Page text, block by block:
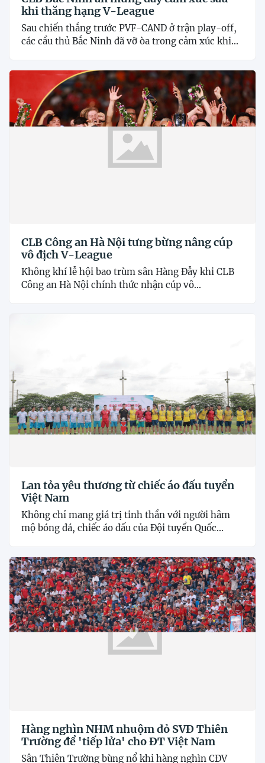
khi thăng hạng V-League
Sau chiến thắng trước PVF-CAND ở trận play-off,
các cầu thủ Bắc Ninh đã vỡ òa trong cảm xúc khi...
CLB Công an Hà Nội tưng bừng nâng cúp
vô địch V-League
Không khí lễ hội bao trùm sân Hàng Đẫy khi CLB
Công an Hà Nội chính thức nhận cúp vô...
Lan tỏa yêu thương từ chiếc áo đấu tuyển
Việt Nam
Không chỉ mang giá trị tinh thần với người hâm
mộ bóng đá, chiếc áo đấu của Đội tuyển Quốc...
Hàng nghìn NHM nhuộm đỏ SVĐ Thiên
Trường để 'tiếp lửa' cho ĐT Việt Nam
Sân Thiên Trường bùng nổ khi hàng nghìn CĐV